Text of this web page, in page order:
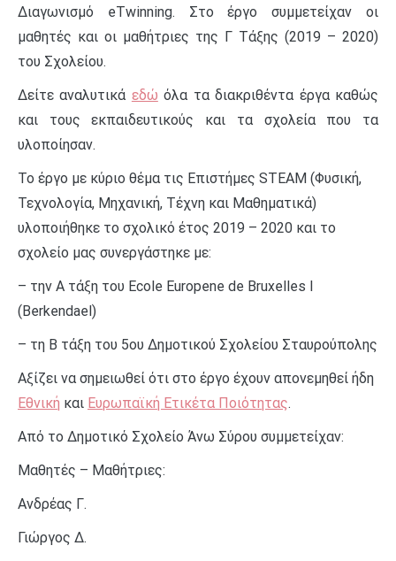
Διαγωνισμό eTwinning. Στο έργο συμμετείχαν οι
μαθητές και οι μαθήτριες της Γ Τάξης (2019 – 2020)
του Σχολείου.
Δείτε αναλυτικά εδώ όλα τα διακριθέντα έργα καθώς
και τους εκπαιδευτικούς και τα σχολεία που τα
υλοποίησαν.
Το έργο με κύριο θέμα τις Επιστήμες STEAM (Φυσική,
Τεχνολογία, Μηχανική, Τέχνη και Μαθηματικά)
υλοποιήθηκε το σχολικό έτος 2019 – 2020 και το
σχολείο μας συνεργάστηκε με:
– την Α τάξη του Ecole Εuropene de Bruxelles I
(Berkendael)
– τη Β τάξη του 5ου Δημοτικού Σχολείου Σταυρούπολης
Αξίζει να σημειωθεί ότι στο έργο έχουν απονεμηθεί ήδη
Εθνική και Ευρωπαϊκή Ετικέτα Ποιότητας.
Από το Δημοτικό Σχολείο Άνω Σύρου συμμετείχαν:
Μαθητές – Μαθήτριες:
Ανδρέας Γ.
Γιώργος Δ.